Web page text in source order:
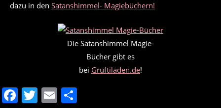
dazu in den Satanshimmel- Magiebüchern!
Die Satanshimmel Magie-
Bücher gibt es
bei Gruftiladen.de!
F T E